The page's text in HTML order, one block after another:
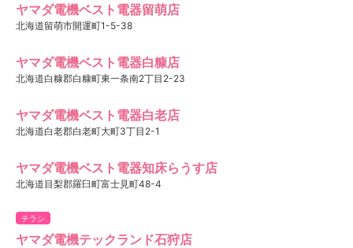
ヤマダ電機ベスト電器留萌店
北海道留萌市開運町1-5-38
ヤマダ電機ベスト電器白糠店
北海道白糠郡白糠町東一条南2丁目2-23
ヤマダ電機ベスト電器白老店
北海道白老郡白老町大町3丁目2-1
ヤマダ電機ベスト電器知床らうす店
北海道目梨郡羅臼町富士見町48-4
チラシ
ヤマダ電機テックランド石狩店